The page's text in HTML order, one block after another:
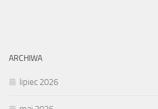
ARCHIWA
lipiec 2026